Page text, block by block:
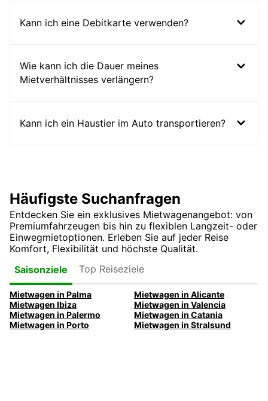
Kann ich eine Debitkarte verwenden?
Wie kann ich die Dauer meines
Mietverhältnisses verlängern?
Kann ich ein Haustier im Auto transportieren?
Häufigste Suchanfragen
Entdecken Sie ein exklusives Mietwagenangebot: von
Premiumfahrzeugen bis hin zu flexiblen Langzeit- oder
Einwegmietoptionen. Erleben Sie auf jeder Reise
Komfort, Flexibilität und höchste Qualität.
Saisonziele
Top Reiseziele
Mietwagen in Palma
Mietwagen in Alicante
Mietwagen Ibiza
Mietwagen in Valencia
Mietwagen in Palermo
Mietwagen in Catania
Mietwagen in Porto
Mietwagen in Stralsund